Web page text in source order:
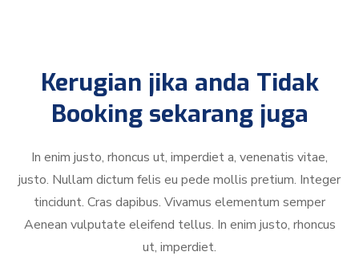
Kerugian jika anda Tidak
Booking sekarang juga
In enim justo, rhoncus ut, imperdiet a, venenatis vitae,
justo. Nullam dictum felis eu pede mollis pretium. Integer
tincidunt. Cras dapibus. Vivamus elementum semper
Aenean vulputate eleifend tellus. In enim justo, rhoncus
ut, imperdiet.